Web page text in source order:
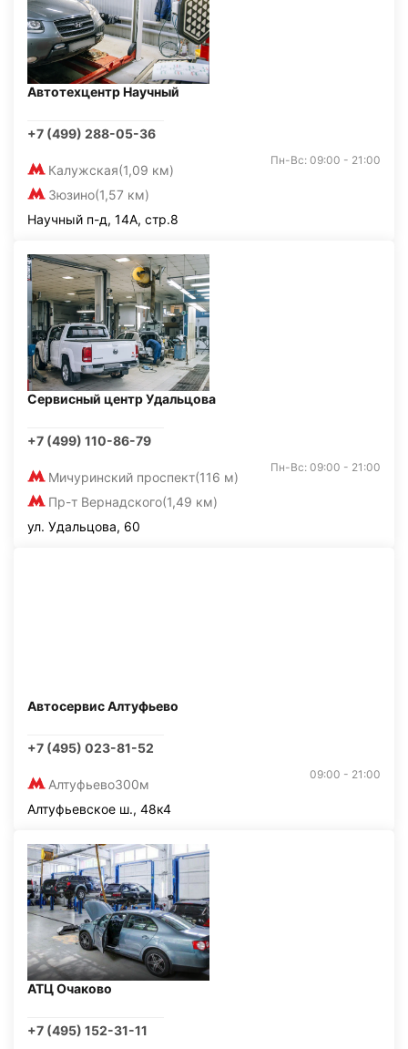
Автотехцентр Научный
+7 (499) 288-05-36
Калужская(1,09 км)
Зюзино(1,57 км)
Пн-Вс: 09:00 - 21:00
Научный п-д, 14А, стр.8
Сервисный центр Удальцова
+7 (499) 110-86-79
Мичуринский проспект(116 м)
Пр-т Вернадского(1,49 км)
Пн-Вс: 09:00 - 21:00
ул. Удальцова, 60
Автосервис Алтуфьево
+7 (495) 023-81-52
Алтуфьево300м
09:00 - 21:00
Алтуфьевское ш., 48к4
АТЦ Очаково
+7 (495) 152-31-11